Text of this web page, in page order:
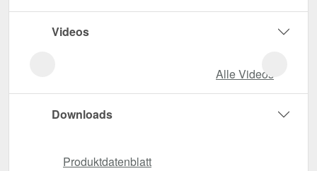
Videos
Alle Videos
Downloads
Produktdatenblatt